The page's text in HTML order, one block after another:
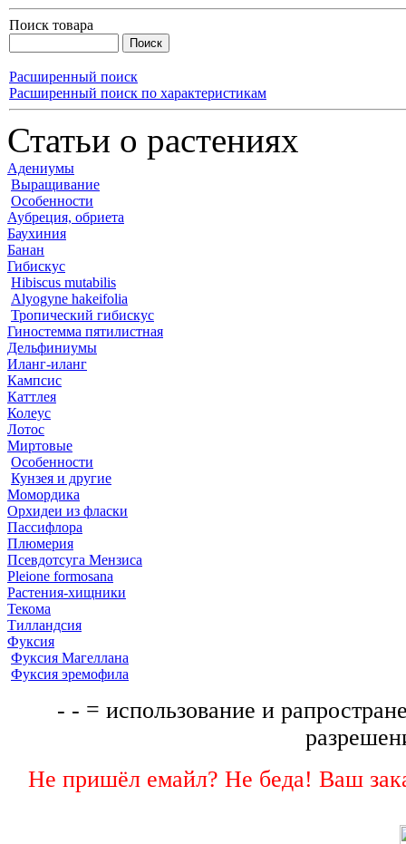
Поиск товара
Расширенный поиск
Расширенный поиск по характеристикам
Статьи о растениях
Адениумы
Выращивание
Особенности
Аубреция, обриета
Баухиния
Банан
Гибискус
Hibiscus mutabilis
Alyogyne hakeifolia
Тропический гибискус
Гиностемма пятилистная
Дельфиниумы
Иланг-иланг
Кампсис
Каттлея
Колеус
Лотос
Миртовые
Особенности
Кунзея и другие
Момордика
Орхидеи из фласки
Пассифлора
Плюмерия
Псевдотсуга Мензиса
Pleione formosana
Растения-хищники
Текома
Тилландсия
Фуксия
Фуксия Магеллана
Фуксия эремофила
- - = использование и
Не пришёл емайл? Не беда! Ваш